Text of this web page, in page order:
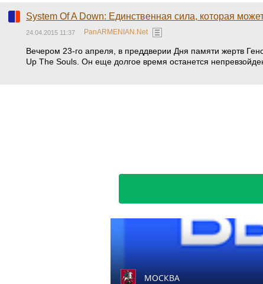
System Of A Down: Единственная сила, которая
24.04.2015 11:37 PanARMENIAN.Net
Вечером 23-го апреля, в преддверии Дня памяти жертв
Up The Souls. Он еще долгое время останется
МОСКВА